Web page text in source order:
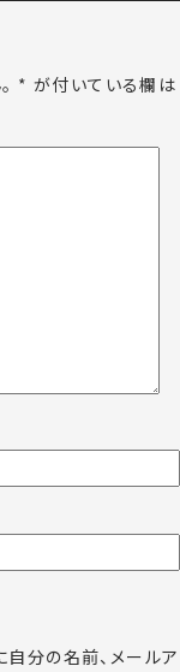
* が付いている欄は
分の名前、メールア